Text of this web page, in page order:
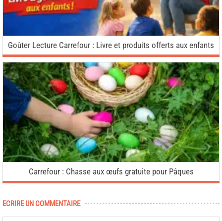
Goûter Lecture Carrefour : Livre et produits offerts aux enfants
Carrefour : Chasse aux œufs gratuite pour Pâques
ECRIRE UN COMMENTAIRE